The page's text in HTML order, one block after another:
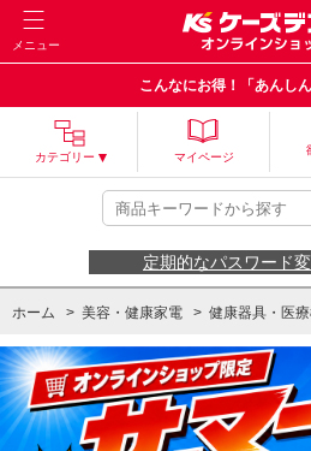
メニュー
こんなにお得！「あんし
カテゴリー マイページ
定期的なパスワード
ホーム > 美容・健康家電 > 健康器具・医
ホーム > 美容・健康家電 > 健康器具・医療